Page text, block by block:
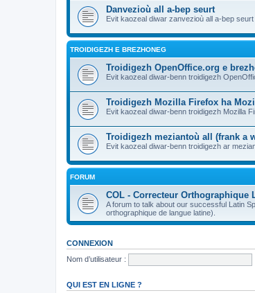
Danvezioù all a-bep seurt
Evit kaozeal diwar zanvezioù all a-bep
TROIDIGEZH E BREZHONEG
Troidigezh OpenOffice.org e
Evit kaozeal diwar-benn troidigezh
Troidigezh Mozilla Firefox ha
Evit kaozeal diwar-benn troidigezh Mozilla
Troidigezh meziantoù all (frank a
Evit kaozeal diwar-benn troidigezh ar
FORUM
COL - Correcteur Orthographique
A forum to talk about our successful Latin
orthographique de langue latine).
CONNEXION
Nom d’utilisateur :
QUI EST EN LIGNE ?